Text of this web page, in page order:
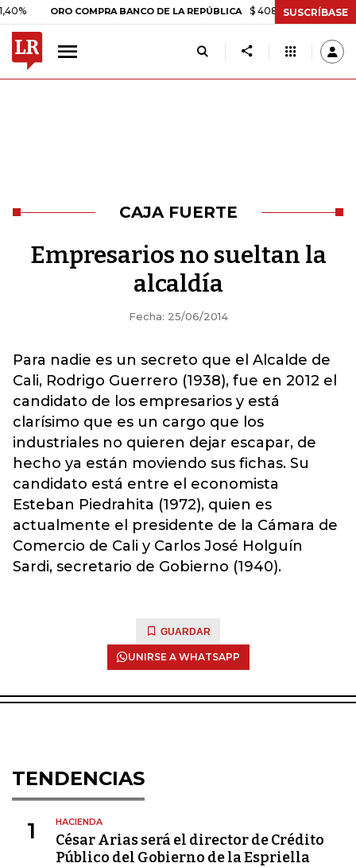
ORO COMPRA BANCO DE LA REPÚBLICA $ 408.498,97 +$ 8.753,81
SUSCRÍBASE
CAJA FUERTE
Empresarios no sueltan la
alcaldía
Fecha: 25/06/2014
Para nadie es un secreto que el Alcalde de
Cali, Rodrigo Guerrero (1938), fue en 2012 el
candidato de los empresarios y está
clarísimo que es un cargo que los
industriales no quieren dejar escapar, de
hecho ya están moviendo sus fichas. Su
candidato está entre el economista
Esteban Piedrahita (1972), quien es
actualmente el presidente de la Cámara de
Comercio de Cali y Carlos José Holguín
Sardi, secretario de Gobierno (1940).
GUARDAR
UNIRSE A WHATSAPP
TENDENCIAS
1 HACIENDA
César Arias será el director de Crédito
Público del Gobierno de la Espriella